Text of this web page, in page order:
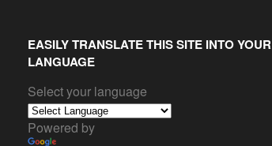
EASILY TRANSLATE THIS SITE INTO YOUR
LANGUAGE
Select your language
Powered by